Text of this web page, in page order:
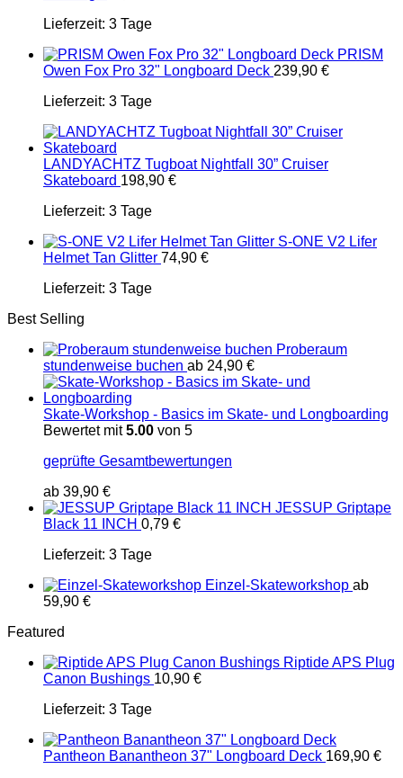
Lieferzeit: 3 Tage
PRISM
Owen Fox Pro 32" Longboard Deck 239,90 €
Lieferzeit: 3 Tage
LANDYACHTZ Tugboat Nightfall 30” Cruiser
Skateboard 198,90 €
Lieferzeit: 3 Tage
S-ONE V2 Lifer
Helmet Tan Glitter 74,90 €
Lieferzeit: 3 Tage
Best Selling
Proberaum
stundenweise buchen ab 24,90 €
Skate-Workshop - Basics im Skate- und Longboarding
Bewertet mit5.00 von 5
geprüfte Gesamtbewertungen
ab 39,90 €
JESSUP Griptape
Black 11 INCH 0,79 €
Lieferzeit: 3 Tage
Einzel-Skateworkshop ab
59,90 €
Featured
Riptide APS Plug
Canon Bushings 10,90 €
Lieferzeit: 3 Tage
Pantheon Banantheon 37" Longboard Deck 169,90 €